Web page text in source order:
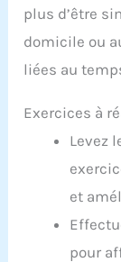
plus d’être
domicile ou
liées au
Exercices à
Levez
et
pour